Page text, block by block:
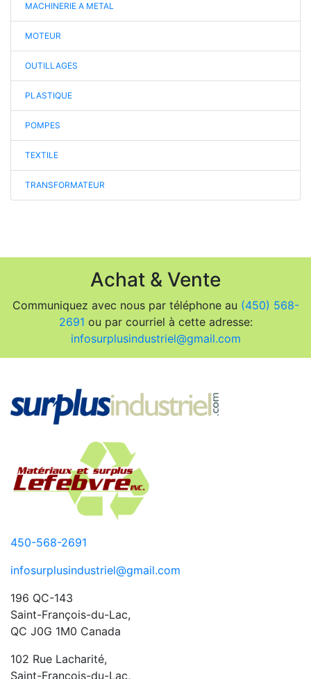
MACHINERIE A METAL
MOTEUR
OUTILLAGES
PLASTIQUE
POMPES
TEXTILE
TRANSFORMATEUR
Achat & Vente
Communiquez avec nous par téléphone au (450) 568-
2691 ou par courriel à cette adresse:
infosurplusindustriel@gmail.com
450-568-2691
infosurplusindustriel@gmail.com
196 QC-143
Saint-François-du-Lac,
QC J0G 1M0 Canada
102 Rue Lacharité,
Saint-François-du-Lac,